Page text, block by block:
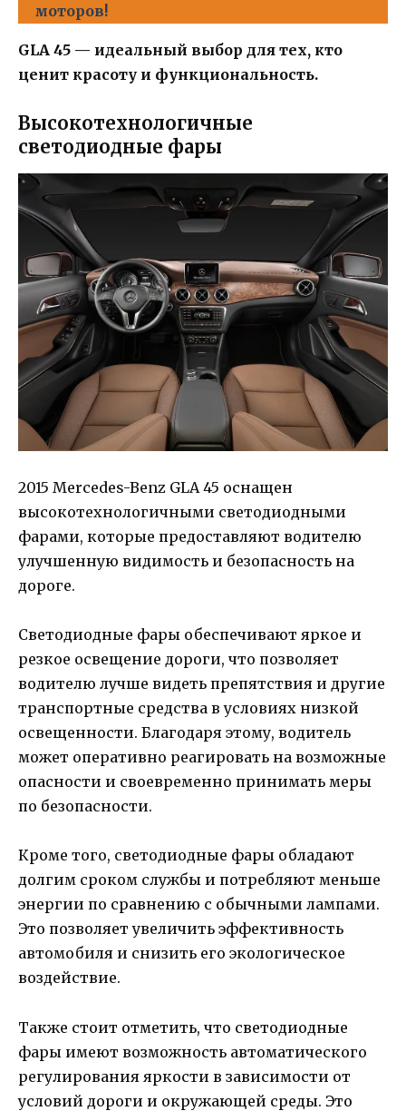
моторов!
GLA 45 — идеальный выбор для тех, кто
ценит красоту и функциональность.
Высокотехнологичные
светодиодные фары
2015 Mercedes-Benz GLA 45 оснащен
высокотехнологичными светодиодными
фарами, которые предоставляют водителю
улучшенную видимость и безопасность на
дороге.
Светодиодные фары обеспечивают яркое и
резкое освещение дороги, что позволяет
водителю лучше видеть препятствия и другие
транспортные средства в условиях низкой
освещенности. Благодаря этому, водитель
может оперативно реагировать на возможные
опасности и своевременно принимать меры
по безопасности.
Кроме того, светодиодные фары обладают
долгим сроком службы и потребляют меньше
энергии по сравнению с обычными лампами.
Это позволяет увеличить эффективность
автомобиля и снизить его экологическое
воздействие.
Также стоит отметить, что светодиодные
фары имеют возможность автоматического
регулирования яркости в зависимости от
условий дороги и окружающей среды. Это